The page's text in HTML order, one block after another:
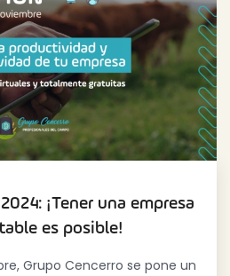
¡Tener una empresa
es posible!
Grupo Cencerro se pone un